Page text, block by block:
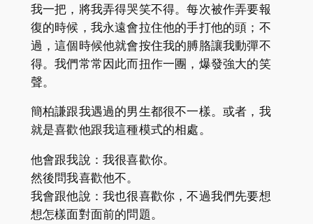
我一把，將我弄得哭笑不得。每次被作弄要報
復的時候，我永遠會拉住他的手打他的頭；不
過，這個時候他就會按住我的膊胳讓我動彈不
得。我們常常因此而扭作一團，爆發強大的笑
聲。
簡柏謙跟我遇過的男生都很不一樣。或者，我
就是喜歡他跟我這種模式的相處。
他會跟我說：我很喜歡你。
然後問我喜歡他不。
我會跟他說：我也很喜歡你，不過我們先要想
想怎樣面對面前的問題。